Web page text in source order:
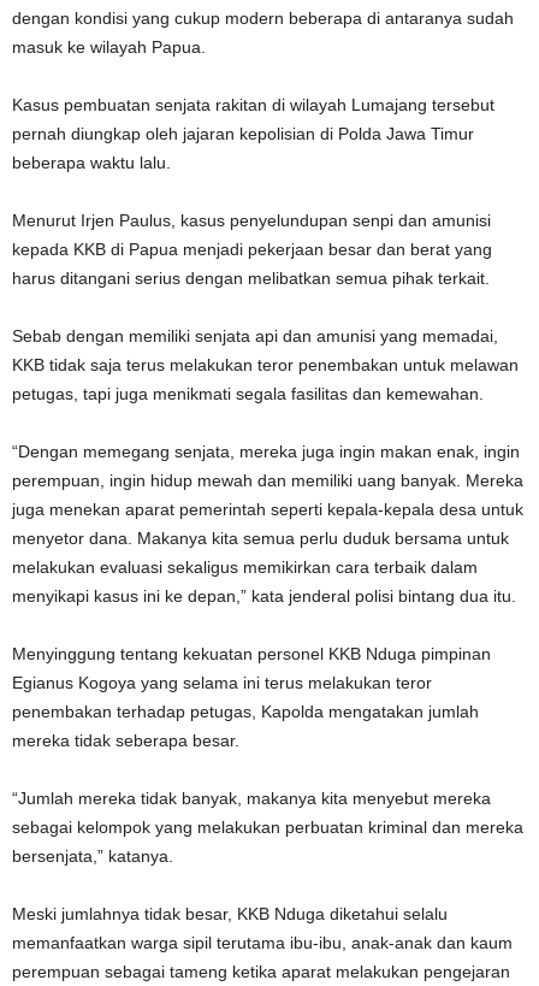
dengan kondisi yang cukup modern beberapa di antaranya sudah
masuk ke wilayah Papua.
Kasus pembuatan senjata rakitan di wilayah Lumajang tersebut
pernah diungkap oleh jajaran kepolisian di Polda Jawa Timur
beberapa waktu lalu.
Menurut Irjen Paulus, kasus penyelundupan senpi dan amunisi
kepada KKB di Papua menjadi pekerjaan besar dan berat yang
harus ditangani serius dengan melibatkan semua pihak terkait.
Sebab dengan memiliki senjata api dan amunisi yang memadai,
KKB tidak saja terus melakukan teror penembakan untuk melawan
petugas, tapi juga menikmati segala fasilitas dan kemewahan.
“Dengan memegang senjata, mereka juga ingin makan enak, ingin
perempuan, ingin hidup mewah dan memiliki uang banyak. Mereka
juga menekan aparat pemerintah seperti kepala-kepala desa untuk
menyetor dana. Makanya kita semua perlu duduk bersama untuk
melakukan evaluasi sekaligus memikirkan cara terbaik dalam
menyikapi kasus ini ke depan,” kata jenderal polisi bintang dua itu.
Menyinggung tentang kekuatan personel KKB Nduga pimpinan
Egianus Kogoya yang selama ini terus melakukan teror
penembakan terhadap petugas, Kapolda mengatakan jumlah
mereka tidak seberapa besar.
“Jumlah mereka tidak banyak, makanya kita menyebut mereka
sebagai kelompok yang melakukan perbuatan kriminal dan mereka
bersenjata,” katanya.
Meski jumlahnya tidak besar, KKB Nduga diketahui selalu
memanfaatkan warga sipil terutama ibu-ibu, anak-anak dan kaum
perempuan sebagai tameng ketika aparat melakukan pengejaran